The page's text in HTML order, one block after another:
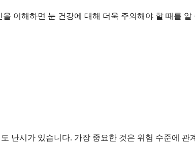
이해하면 눈 건강에 대해 더욱 주의해야 할 때를 알
난시가 있습니다. 가장 중요한 것은 위험 수준에 관